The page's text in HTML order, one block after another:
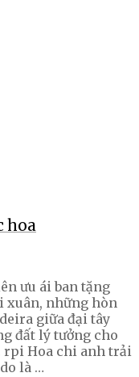
hoa
ưu ái ban tặng
xuân, những hòn
giữa đại tây
đất lý tưởng cho
rpi Hoa chi anh trải
là …